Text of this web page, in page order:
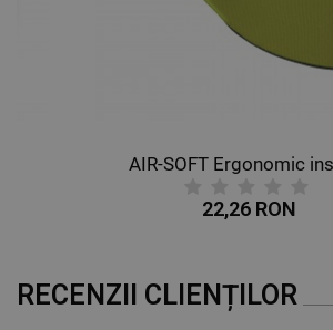
AIR-SOFT Ergonomic
22,26 RON
RECENZII CLIENȚILOR